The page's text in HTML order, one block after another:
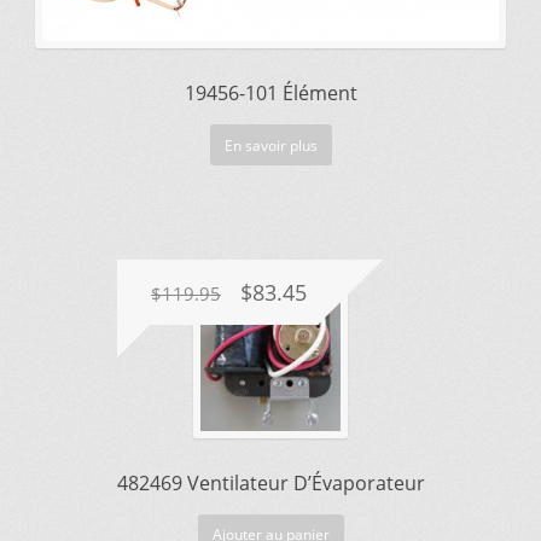
19456-101 Élément
En savoir plus
482469 Ventilateur D’Évaporateur
$119.95
Le
prix
initial
était :
$119.95.
$83.45Le
prix
actuel
est :
$83.45.
Ajouter au panier